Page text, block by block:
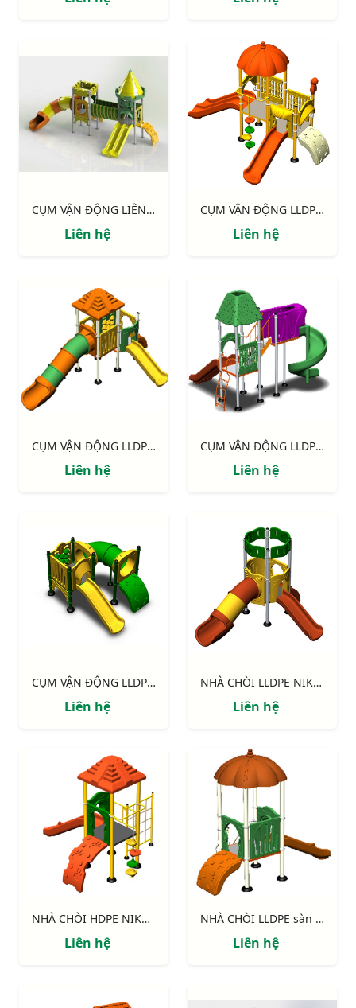
CỤM VẬN ĐỘNG LIÊN HOÀN LLDPE NIK134080RT
Liên hệ
CỤM VẬN ĐỘNG LLDPE NIK124060B
Liên hệ
CỤM VẬN ĐỘNG LLDPE NIK124060M
Liên hệ
CỤM VẬN ĐỘNG LLDPE NIK133070L
Liên hệ
CỤM VẬN ĐỘNG LLDPE NIK122070X
Liên hệ
NHÀ CHÒI LLDPE NIK113040R
Liên hệ
NHÀ CHÒI HDPE NIK114041M
Liên hệ
NHÀ CHÒI LLDPE sàn 900 NIK113040B
Liên hệ